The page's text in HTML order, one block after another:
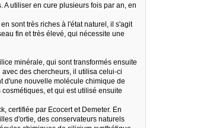
utiliser en cure plusieurs fois par an, en
sont très riches à l'état naturel, il s'agit
fin et très élevé, qui nécessite une
minérale, qui sont transformés ensuite
des chercheurs, il utilisa celui-ci
d'une nouvelle molécule chimique de
et qui est utilisé ensuite
certifiée par Ecocert et Demeter. En
d'ortie, des conservateurs naturels